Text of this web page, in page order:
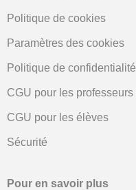
Politique de cookies
Paramètres des cookies
Politique de confidentialité
CGU pour les professeurs
CGU pour les élèves
Sécurité
Pour en savoir plus